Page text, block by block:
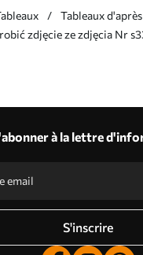
Tableaux
zdjęcie ze zdjęcia Nr
à la lettre
S'inscrire